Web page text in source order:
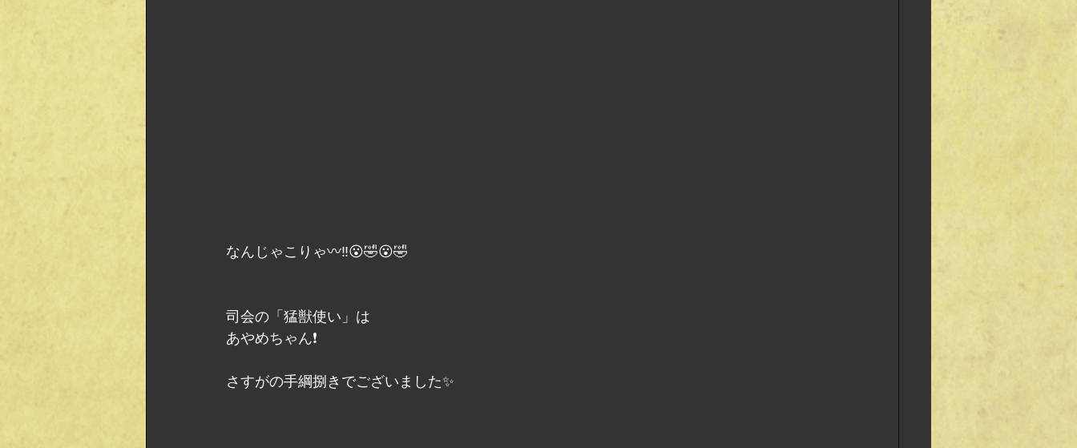
なんじゃこりゃ〰️‼️😮🤣😮🤣
司会の「猛獣使い」は
あやめちゃん❗
さすがの手綱捌きでございました✨